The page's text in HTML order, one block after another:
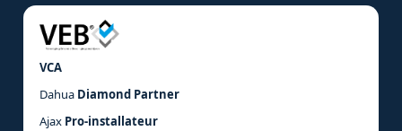
VCA
Dahua Diamond Partner
Ajax Pro-installateur